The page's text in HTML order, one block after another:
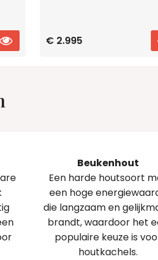
PRODUCT€ 2.995
Beukenhout
Een harde houtsoort
een hoge
die langzaam en
brandt, waardoor het
populaire keuze is
houtkachels.